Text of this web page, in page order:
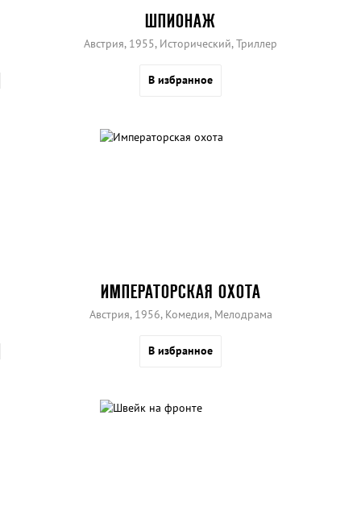
ШПИОНАЖ
Австрия, 1955, Исторический, Триллер
В избранное
ИМПЕРАТОРСКАЯ ОХОТА
Австрия, 1956, Комедия, Мелодрама
В избранное